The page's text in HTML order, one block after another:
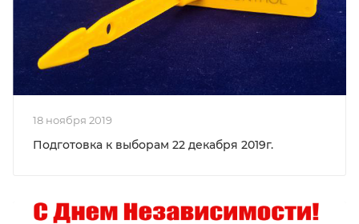
18 ноября 2019
Подготовка к выборам 22 декабря 2019г.